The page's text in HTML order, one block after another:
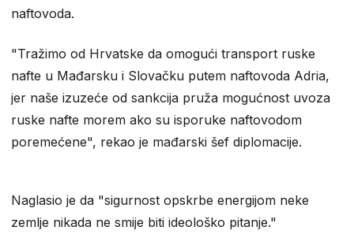
naftovoda.
"Tražimo od Hrvatske da omogući transport ruske
nafte u Mađarsku i Slovačku putem naftovoda Adria,
jer naše izuzeće od sankcija pruža mogućnost uvoza
ruske nafte morem ako su isporuke naftovodom
poremećene", rekao je mađarski šef diplomacije.
Naglasio je da "sigurnost opskrbe energijom neke
zemlje nikada ne smije biti ideološko pitanje."